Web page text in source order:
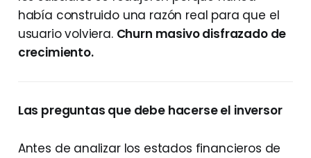
había construido una razón real para que el
usuario volviera. Churn masivo disfrazado de
crecimiento.
Las preguntas que debe hacerse el inversor
Antes de analizar los estados financieros de